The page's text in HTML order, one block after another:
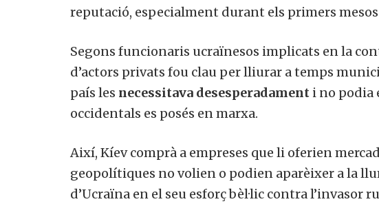
reputació, especialment durant els primers
Segons funcionaris ucraïnesos implicats en la
d’actors privats fou clau per lliurar a temps
país les necessitava desesperadament i no podia
occidentals es posés en marxa.
Així, Kíev comprà a empreses que li oferien
geopolítiques no volien o podien aparèixer a la
d’Ucraïna en el seu esforç bèl·lic contra l’invasor